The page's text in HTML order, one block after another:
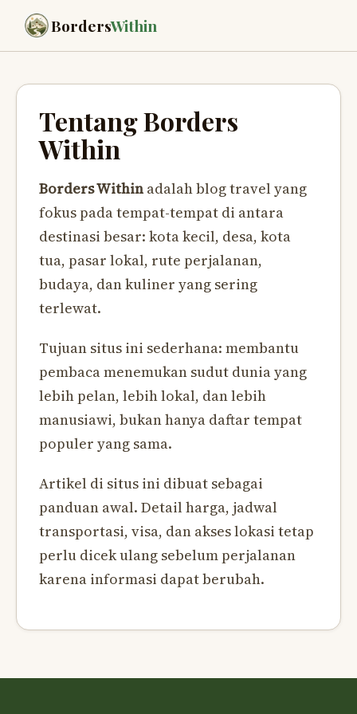
BordersWithin
Tentang Borders
Within
Borders Within adalah blog travel yang
fokus pada tempat-tempat di antara
destinasi besar: kota kecil, desa, kota
tua, pasar lokal, rute perjalanan,
budaya, dan kuliner yang sering
terlewat.
Tujuan situs ini sederhana: membantu
pembaca menemukan sudut dunia yang
lebih pelan, lebih lokal, dan lebih
manusiawi, bukan hanya daftar tempat
populer yang sama.
Artikel di situs ini dibuat sebagai
panduan awal. Detail harga, jadwal
transportasi, visa, dan akses lokasi tetap
perlu dicek ulang sebelum perjalanan
karena informasi dapat berubah.